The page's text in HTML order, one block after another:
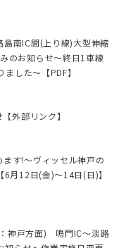
南IC間(上り線)大型伸縮
のお知らせ～終日1車線
した～【PDF】
外部リンク】
す!～ヴィッセル神戸の
月12日(金)～14日(日)】
：神戸方面) 鳴門IC～淡路